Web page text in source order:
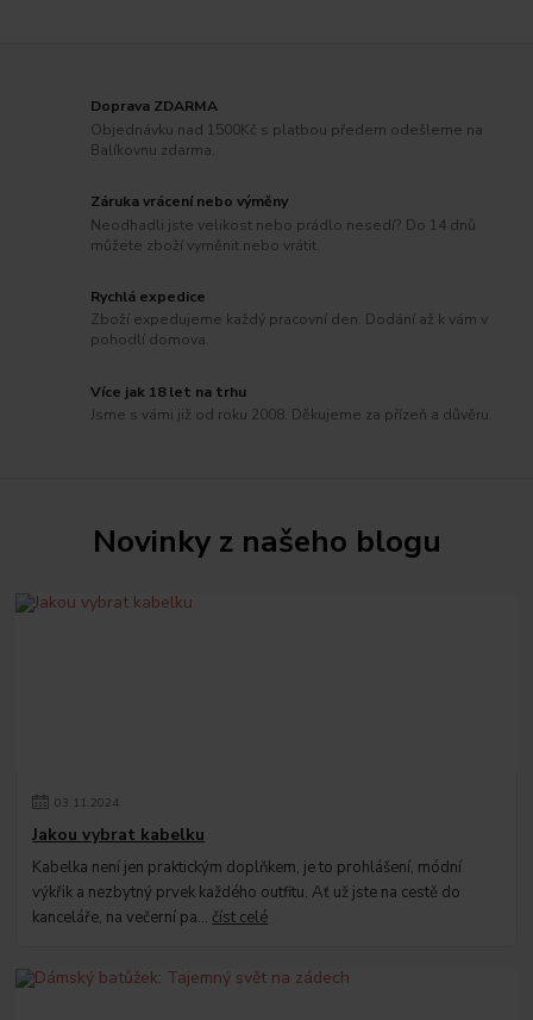
Doprava ZDARMA
Objednávku nad 1500Kč s platbou předem odešleme na
Balíkovnu zdarma.
Záruka vrácení nebo výměny
Neodhadli jste velikost nebo prádlo nesedí? Do 14 dnů
můžete zboží vyměnit nebo vrátit.
Rychlá expedice
Zboží expedujeme každý pracovní den. Dodání až k vám v
pohodlí domova.
Více jak 18 let na trhu
Jsme s vámi již od roku 2008. Děkujeme za přízeň a důvěru.
Novinky z našeho blogu
03. 11.2024
Jakou vybrat kabelku
Kabelka není jen praktickým doplňkem, je to prohlášení, módní
výkřik a nezbytný prvek každého outfitu. Ať už jste na cestě do
kanceláře, na večerní pa... číst celé